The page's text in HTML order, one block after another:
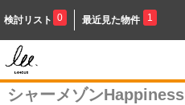
検討リスト 0 最近見た物件 1
シャーメゾンHappiness